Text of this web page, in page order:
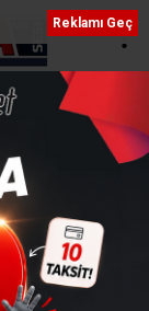
Reklamı Geç